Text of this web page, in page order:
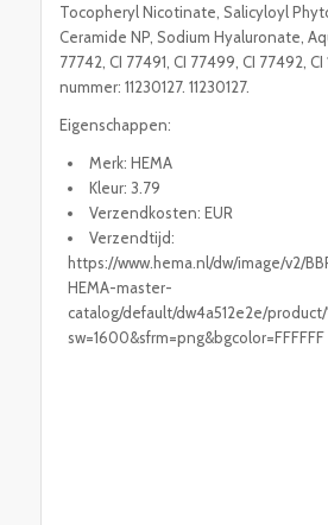
Tocopheryl Nicotinate, Salicyloyl
Ceramide NP, Sodium Hyaluronate,
77742, CI 77491, CI 77499, CI 77492,
nummer: 11230127. 11230127.
Eigenschappen:
Merk: HEMA
Kleur: 3.79
Verzendkosten: EUR
Verzendtijd:
https://www.hema.nl/dw/image/v2/
HEMA-master-
catalog/default/dw4a512e2e/product/
sw=1600&sfrm=png&bgcolor=FFFFFF